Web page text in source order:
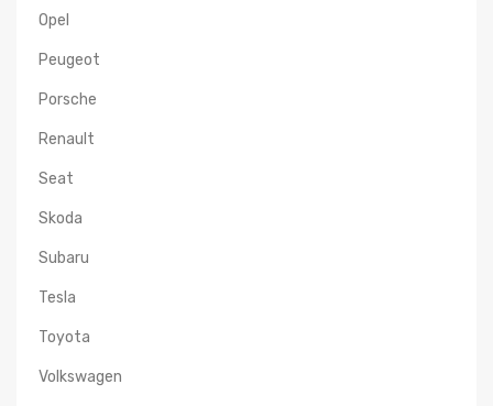
Opel
Peugeot
Porsche
Renault
Seat
Skoda
Subaru
Tesla
Toyota
Volkswagen